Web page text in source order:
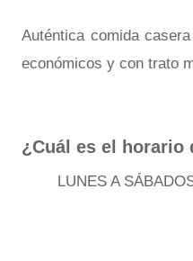
Auténtica comida
económicos y con trato
¿Cuál es el horario
LUNES A